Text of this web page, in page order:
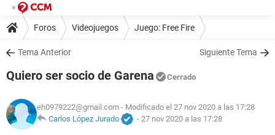
Foros Videojuegos Juego: Free Fire
Tema Anterior Siguiente Tema
Quiero ser socio de Garena Cerrado
eh0979222@gmail.com - Modificado el 27 nov 2020 a las 17:28
Carlos López Jurado
- 27 nov 2020 a las 17:28